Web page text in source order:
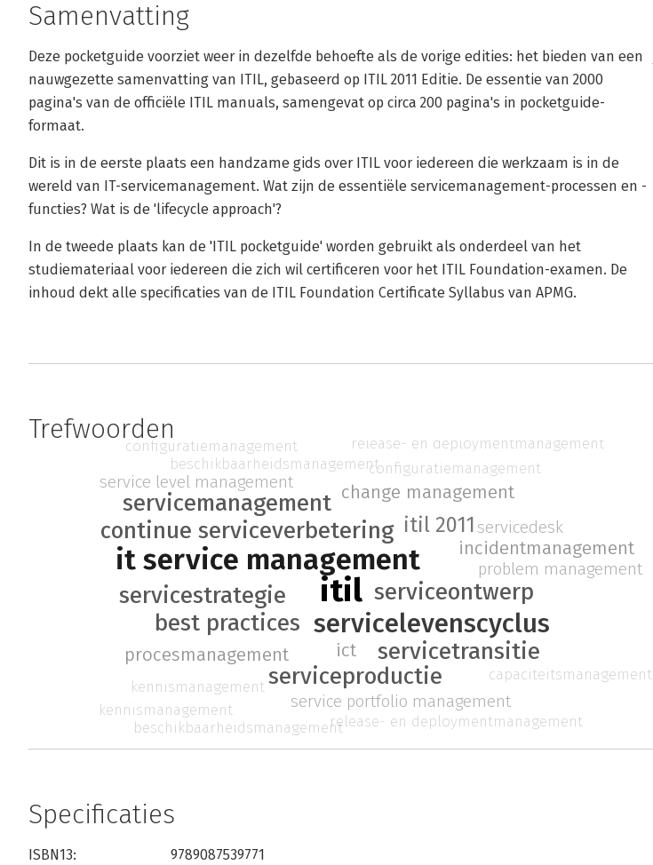
Samenvatting
Deze pocketguide voorziet weer in dezelfde behoefte als de vorige edities: het bieden van een
nauwgezette samenvatting van ITIL, gebaseerd op ITIL 2011 Editie. De essentie van 2000
pagina's van de officiële ITIL manuals, samengevat op circa 200 pagina's in pocketguide-
formaat.
Dit is in de eerste plaats een handzame gids over ITIL voor iedereen die werkzaam is in de
wereld van IT-servicemanagement. Wat zijn de essentiële servicemanagement-processen en -
functies? Wat is de 'lifecycle approach'?
In de tweede plaats kan de 'ITIL pocketguide' worden gebruikt als onderdeel van het
studiemateriaal voor iedereen die zich wil certificeren voor het ITIL Foundation-examen. De
inhoud dekt alle specificaties van de ITIL Foundation Certificate Syllabus van APMG.
Trefwoorden
itil
it service management
servicelevenscyclus
serviceontwerp
best practices
servicestrategie
continue serviceverbetering
servicetransitie
serviceproductie
servicemanagement
itil 2011
procesmanagement ict
change management
incidentmanagement
problem management
servicedesk
service portfolio management
service level management
beschikbaarheidsmanagement
kennismanagement
configuratiemanagement
release- en deploymentmanagement
capaciteitsmanagement
beschikbaarheidsmanagement
kennismanagement
configuratiemanagement release- en deploymentmanagement
Specificaties
ISBN13:
9789087539771